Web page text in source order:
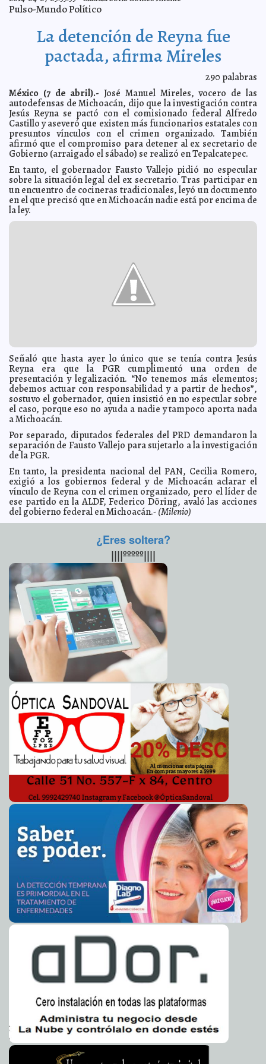
2014-04-07 15:16:21 México, territorio idóneo para contagios masivos:
Enfermedades vectoriales
2014-04-07 15:13:20 Lucha contra el Aedes aegypti, prioridad en Yucatán:
Picaduras, amenazas silenciosas Javier W. López Madera
2014-04-07 15:05:37 OMS focaliza enfermedades transmitidas por vectores:
mosquitos, flebótomos, chinches, garrapatas o caracoles Javier W.
2014-04-07 14:27:15 Día Mundial de la Salud: Claves sencillas que nos
ayudan a disfrutar de una vida plena Javier W. López Madera
2014-04-07 14:19:04 "Pequeña picada, gran amenaza": El lema este año son
las enfermedades transmitidas por vectores Javier W. López Madera
2014-04-07 14:17:18 7 de abril: Hoy es el Día Mundial de la Salud
Javier W.
López Madera
2014-04-07 14:05:12 Temblor de 4.4 grados en Veracruz Claudia Sofía Gómez
Infante
2014-04-07 14:02:04 Nueva fuerte réplica sísmica de 6.1 grados de magnitud
sacude el Norte de Chile: Más temblores Javier W. López Madera
2014-04-07 13:59:59 Secuestra y asesina a su novia María del Mar Boeta
2014-04-07 13:56:42 México denuncia a Greenpeace Carmen Alicia Briceño
Ninel Conde perdió a su bebé
"Llegarán más cárteles": Advierten autodefensas
Mata a su pareja y luego lo cocina
2014-04-07 13:10:40 "Le pido a Dios que me devuelvan a mi hija sana y
salva": Padre de la periodista venezolana secuestrada
Javier W. López
Madera
2014-04-07 13:07:45 Conmoción en Venezuela: Dos encapuchados
armados se llevaron a la periodista Javier W. López Madera
2014-04-07 12:56:42 Secuestran en Venezuela a jefa de corresponsales de
"Globovisión" Javier W. López Madera
2014-04-07 12:45:24 Secuestran y asesinan a dos ciclistas en Venezuela
cercanos a dos importantes dirigentes opositores Javier W. López Madera
2014-04-07 12:37:33 182 mil 212 pesos: Sueldo mensual que percibirán los
11 consejeros del recién creado INE
2014-04-07 11:17:44 Casi 12 mil millones de pesos: El presupuesto con el
que operará el INE Javier W. López Madera
2014-04-07 11:09:20 Pide SSPDF tomar precauciones: Movilizaciones para
hoy lunes en la capital Javier W. López Madera
2014-04-07 06:14:54 Software gratuito de parte de la NASA el 10 de abril
Samsung Galaxy agrega medidas de seguridad para
Eduardo Ignacio Ramos Pérez
2014-04-07 06:10:18 Yahoo creará series para la web
2014-04-07 06:08:44 El cacao ayuda a prevenir la obesidad
Infante
2014-04-07 06:06:17 La estevia, la solución para el diabético
Infante
2014-04-07 06:02:58 Sherwin Williams no comprará Comex
Infante
2014-04-07 06:00:22 Se podrán cobrar ahorros de fallecidos
Gómez Infante
2014-04-07 05:58:28 La SEP cambiará el plan docente
Sánchez
2014-04-07 05:53:11 Brissia se pone violenta en una pulquería Claudia Sofía
Gómez Infante
2014-04-07 05:49:41 Nuevas esperanzas para encontrar el avión malayo
Eduardo Ignacio Ramos Pérez
2014-04-07 05:46:48 Gabo ya quiere dejar el hospital: su salud se mantiene
estable Claudia Sofía Gómez Infante
2014-04-07 05:41:39 Una maravilla: La ciudad de México en Google Maps 3D
Eduardo Ignacio Ramos Pérez
2014-04-07 05:35:33 La detención de Reyna fue pactada, afirma Mireles
Claudia Sofía Gómez Infante
Violencia en Tamaulipas deja 14 muertos
Gómez Infante
2014-04-07 05:28:45 ¿Bullying de maestro a alumno? Claudia Sofía Gómez Infante
2014-04-07 05:24:03 Ellos son los diputados y senadores más faltistas
2014-04-07 05:18:25 Telcel y Telmex eliminan el cobro del roaming Carmen
Alicia Briceño Sánchez
2014-04-07 05:15:07 El INE comienza sus funciones electorales Claudia Sofía
Gómez Infante
2014-04-07 05:11:48 México: El segundo país más peligroso para la prensa
Claudia Sofía Gómez Infante
2014-04-07 05:08:42 Hoy llovería en todo el país Claudia Sofía Gómez Infante
infraestructura en Tizimín Elena Martin
2014-04-06 15:01:36 “Te Mueves Tú, Se Mueven Todos” atrae a los
meridanos. Valeria Fernández
2014-04-06 14:58:45 Un éxito la Primera Carrera Nocturna de Motocross
Osvaldo Chávez
2014-04-06 14:55:48 El español Arroyo se corona en la VI Vuelta Ciclista
Pulso-Mundo Político
La detención de Reyna fue
pactada, afirma Mireles
290 palabras
México (7 de abril).- José Manuel Mireles, vocero de las
autodefensas de Michoacán, dijo que la investigación contra
Jesús Reyna se pactó con el comisionado federal Alfredo
Castillo y aseveró que existen más funcionarios estatales con
presuntos vínculos con el crimen organizado. También
afirmó que el compromiso para detener al ex secretario de
Gobierno (arraigado el sábado) se realizó en Tepalcatepec.
En tanto, el gobernador Fausto Vallejo pidió no especular
sobre la situación legal del ex secretario. Tras participar en
un encuentro de cocineras tradicionales, leyó un documento
en el que precisó que en Michoacán nadie está por encima de
la ley.
Señaló que hasta ayer lo único que se tenía contra Jesús
Reyna era que la PGR cumplimentó una orden de
presentación y legalización. “No tenemos más elementos;
debemos actuar con responsabilidad y a partir de hechos”,
sostuvo el gobernador, quien insistió en no especular sobre
el caso, porque eso no ayuda a nadie y tampoco aporta nada
a Michoacán.
Por separado, diputados federales del PRD demandaron la
separación de Fausto Vallejo para sujetarlo a la investigación
de la PGR.
En tanto, la presidenta nacional del PAN, Cecilia Romero,
exigió a los gobiernos federal y de Michoacán aclarar el
vínculo de Reyna con el crimen organizado, pero el líder de
ese partido en la ALDF, Federico Döring, avaló las acciones
del gobierno federal en Michoacán.- (Milenio)
¿Eres soltera?
||||ººººº||||